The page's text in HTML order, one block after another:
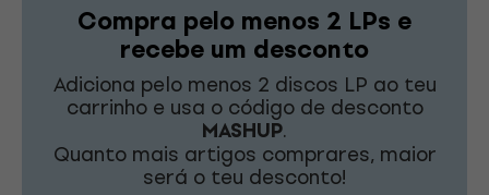
Compra pelo menos 2 LPs e
recebe um desconto
Adiciona pelo menos 2 discos LP ao teu
carrinho e usa o código de desconto
MASHUP.
Quanto mais artigos comprares, maior
será o teu desconto!